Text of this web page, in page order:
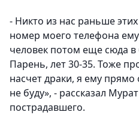
- Никто из нас раньше
номер моего телефона
человек потом еще сюда
Парень, лет 30-35. Тоже
насчет драки, я ему прямо
не буду», - рассказал
пострадавшего.